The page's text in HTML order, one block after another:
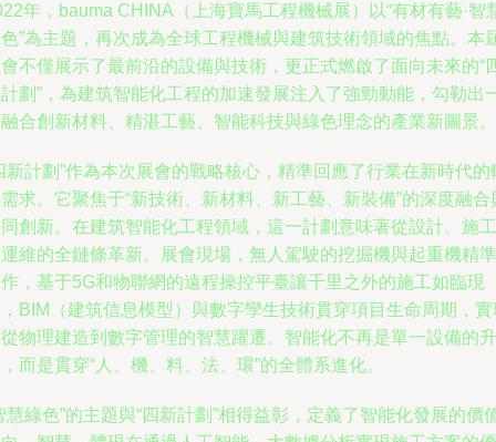
年，bauma CHINA（上海寶馬工程機械展）以“有材有藝·智
”為主題，再次成為全球工程機械與建筑技術領域的焦點。本
不僅展示了最前沿的設備與技術，更正式燃啟了面向未來的“
劃”，為建筑智能化工程的加速發展注入了強勁動能，勾勒出
合創新材料、精湛工藝、智能科技與綠色理念的產業新圖景。
新計劃”作為本次展會的戰略核心，精準回應了行業在新時代的
求。它聚焦于“新技術、新材料、新工藝、新裝備”的深度融合
創新。在建筑智能化工程領域，這一計劃意味著從設計、施工
維的全鏈條革新。展會現場，無人駕駛的挖掘機與起重機精準
，基于5G和物聯網的遠程操控平臺讓千里之外的施工如臨現
BIM（建筑信息模型）與數字孿生技術貫穿項目生命周期，實
物理建造到數字管理的智慧躍遷。智能化不再是單一設備的升
而是貫穿“人、機、料、法、環”的全體系進化。
慧綠色”的主題與“四新計劃”相得益彰，定義了智能化發展的價